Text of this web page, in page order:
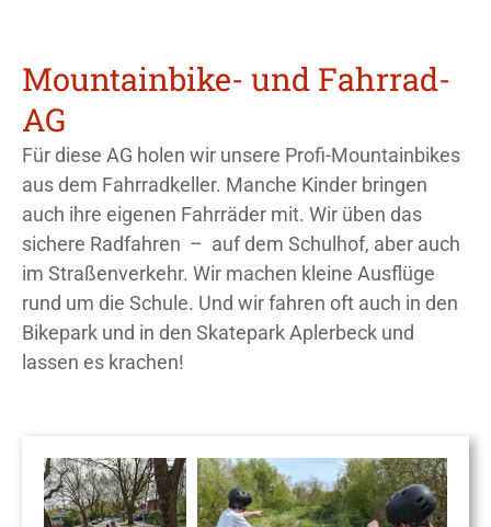
Mountainbike- und Fahrrad-
AG
Für diese AG holen wir unsere Profi-Mountainbikes
aus dem Fahrradkeller. Manche Kinder bringen
auch ihre eigenen Fahrräder mit. Wir üben das
sichere Radfahren – auf dem Schulhof, aber auch
im Straßenverkehr. Wir machen kleine Ausflüge
rund um die Schule. Und wir fahren oft auch in den
Bikepark und in den Skatepark Aplerbeck und
lassen es krachen!